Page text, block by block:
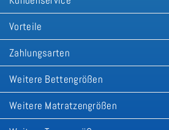
Vorteile
Zahlungsarten
Weitere Bettengrößen
Weitere Matratzengrößen